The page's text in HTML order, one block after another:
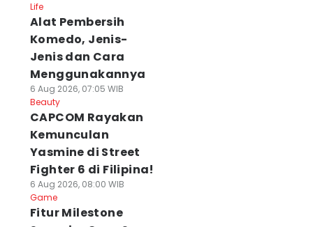
Life
Alat Pembersih
Komedo, Jenis-
Jenis dan Cara
Menggunakannya
6 Aug 2026, 07:05 WIB
Beauty
CAPCOM Rayakan
Kemunculan
Yasmine di Street
Fighter 6 di Filipina!
6 Aug 2026, 08:00 WIB
Game
Fitur Milestone